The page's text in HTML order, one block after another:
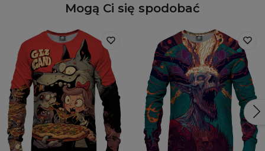
Mogą Ci się spodobać